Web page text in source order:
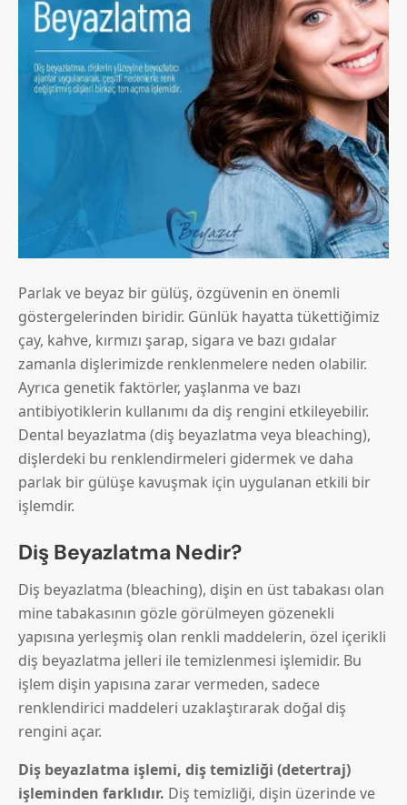
Parlak ve beyaz bir gülüş, özgüvenin en önemli
göstergelerinden biridir. Günlük hayatta tükettiğimiz
çay, kahve, kırmızı şarap, sigara ve bazı gıdalar
zamanla dişlerimizde renklenmelere neden olabilir.
Ayrıca genetik faktörler, yaşlanma ve bazı
antibiyotiklerin kullanımı da diş rengini etkileyebilir.
Dental beyazlatma (diş beyazlatma veya bleaching),
dişlerdeki bu renklendirmeleri gidermek ve daha
parlak bir gülüşe kavuşmak için uygulanan etkili bir
işlemdir.
Diş Beyazlatma Nedir?
Diş beyazlatma (bleaching), dişin en üst tabakası olan
mine tabakasının gözle görülmeyen gözenekli
yapısına yerleşmiş olan renkli maddelerin, özel içerikli
diş beyazlatma jelleri ile temizlenmesi işlemidir. Bu
işlem dişin yapısına zarar vermeden, sadece
renklendirici maddeleri uzaklaştırarak doğal diş
rengini açar.
Diş beyazlatma işlemi, diş temizliği (detertraj)
işleminden farklıdır. Diş temizliği, dişin üzerinde ve